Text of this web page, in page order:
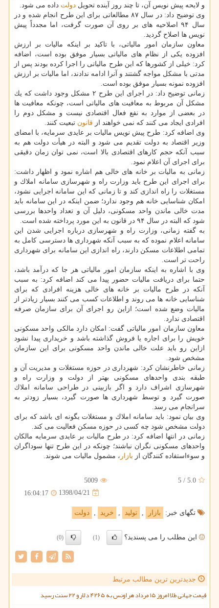
و لایحه پیش نویس آن، تا چند روز آینده تحویل دولت داده می شود.
وی توضیح داد: در سال ۸۷ مطالعاتی برای این طرح انجام شده و در
سال ۹۴ اصلاحیه های بر روی آن صورت گرفت، اما مجدداً پیش
نویس ها اصلاح گردید.
معاون سازمان امور مالیاتی، با تاكید بر اینكه مالیات بر ارزش
افزوده یكی از نظام های مالیاتی بسیار موفق بوده است، اضافه
كرد: خیلی از كشورها كه این طرح مالیاتی را اجرا كرده بودند پس از
مدتی با مشكل مواجه گشتند و آنرا ادامه ندادند، اما مالیات بر ارزش
افزوده نمونه بسیار موفق بوده است.
زمانی توضیح داد: در اجرای این طرح ۲ مشكل وجود داشت كه یك
مشكل آن مربوط به معافیت های مالیاتی است، چونكه معافیت ها
در بعضی از موارد به نفع فعال اقتصادی نیست و مشكل دوم را
افرادی ایجاد می كنند كه نمی خواهند از قانون تبعیت كنند.
وی اضافه كرد: طرح پیش نویس مالیات بر عایدی سرمایه، با امضای
وزیر اقتصاد به دولت تقدیم می شود و البته در هیأت دولت هم به
سبب آنكه حجم كارهای اقتصادی بالا است، نمی توان زمان دقیقی
برای اجرای آن اعلام نمود.
زمانی به مالیات بر خانه های خالی هم اشاره نمود و اظهار داشت:
برای اجرای این طرح باید وزارت راه و شهرسازی سامانه املاك و
مستغلات را راه اندازی كند و تا زمانی كه این سامانه اجرایی نشود،
امكان شناسایی خانه هم وجود ندارد؛ ضمن اینكه در این سامانه باید
مدت خالی ماندن واحد مسكونی، دلیل آن و تعداد واحدها بررسی
شود كه البته در سال ۹۴ در قانون به این مورد پرداخته شده است.
به گفته زمانی، وزارت راه و شهرسازی درباره اجرایی شدن این
سامانه اعلام نموده كه به سبب آنكه شهرداری ها دسترسی كامل به
تمامی اطلاعات مسكن دارند، راه اندازی این سامانه برای شهرداری
راحت تر است.
وی با اشاره به اینكه سازمان امور مالیاتی هر جا كه درآمد باشد،
حتما برای دریافت مالیات حضور پیدا می كند اضافه كرد: به سبب
آنكه در طرح مالیات بر خانه های خالی هزینه افرادی كه برای
شناسایی خانه ها می روند و اطلاعات كسب می كنند بسیار زیادتر از
مالیات وضع شده است؛ ازاین رو اجرای آن برای سازمان صرفه
اقتصادی ندارد.
معاون سازمان امور مالیاتی گفت: امكان دارد مالكی واحد مسكونی
خویش را برای اجاره یا فروش گذاشته باشد و خریداری پیدا نشود
ازاین رو باید علت خالی ماندن واحد مسكونی برای این سازمان
مشخص شود.
زمانی خاطرنشان كرد: شهرداری در حوزه مستغلات و مدیریت آن و
طبقه بندی واحدهای مسكونی بهتر از دولت و وزارت راه و
شهرسازی اشراف دارد و اگر بازبینی در طراحی سامانه املاك
صورت گیرد و توسط شهرداری ها صورت گیرد، بسیار زودتر به
سرانجام می رسد.
وی بیان نمود: باید سامانه املاك و مستغلات بگونه ای باشد كه برای
دولت مشخص شود چه كسی در حوزه مسكن فعالیت می كند.
زمانی در انتها اضافه كرد: در طرح مالیات بر عایدی سرمایه مالكان
واحدهای مسكونی نگران نباشند؛ چونكه در این طرح تنها سوداگران
و سوءاستفاده كنندگان از بازار ، مشمول مالیات می شوند.
5.0
/
5
5009
1398/04/21
16:04:17
تگهای خبر: بازار , تولید , خرید , دولت
این مطلب را می پسندید؟ (1)
(0)
جدیدترین ترین مطالب مرتبط
قیمت جهانی طلا امروز ۱۵ مرداد هر اونس به ۴۲۶۵ دلار و ۲۲ سنت رسید